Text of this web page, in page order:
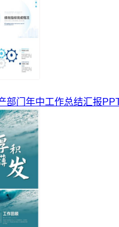
部门年中工作总结汇报